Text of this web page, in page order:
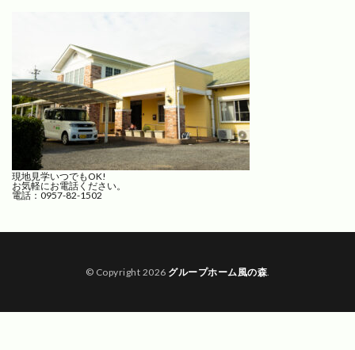
現地見学いつでもOK!
お気軽にお電話ください。
電話：0957-82-1502
© Copyright 2026 グループホーム風の森.